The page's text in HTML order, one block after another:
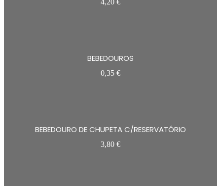
4,20 €
BEBEDOUROS
0,35 €
BEBEDOURO DE CHUPETA C/RESERVATÓRIO
3,80 €